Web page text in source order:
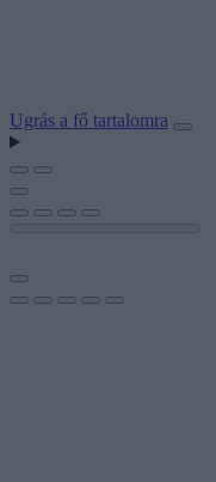
Ugrás a fő tartalomra